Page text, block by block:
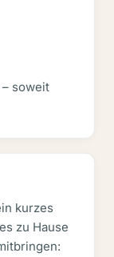
soweit
kurzes
zu Hause